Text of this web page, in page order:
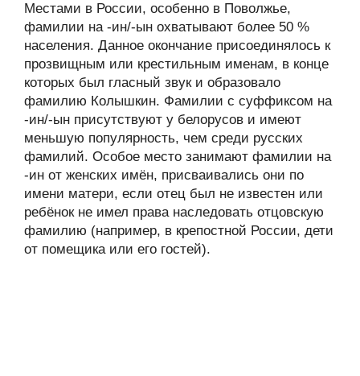
Местами в России, особенно в Поволжье,
фамилии на -ин/-ын охватывают более 50 %
населения. Данное окончание присоединялось к
прозвищным или крестильным именам, в конце
которых был гласный звук и образовало
фамилию Колышкин. Фамилии с суффиксом на
-ин/-ын присутствуют у белорусов и имеют
меньшую популярность, чем среди русских
фамилий. Особое место занимают фамилии на
-ин от женских имён, присваивались они по
имени матери, если отец был не известен или
ребёнок не имел права наследовать отцовскую
фамилию (например, в крепостной России, дети
от помещика или его гостей).